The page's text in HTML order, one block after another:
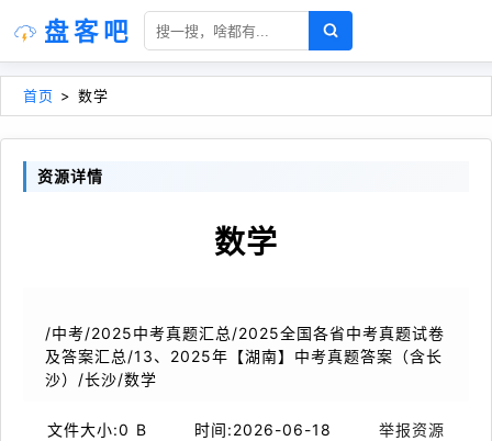
盘客吧
首页 > 数学
资源详情
数学
/中考/2025中考真题汇总/2025全国各省中考真题试卷
及答案汇总/13、2025年【湖南】中考真题答案（含长
沙）/长沙/数学
文件大小:0 B 时间:2026-06-18 举报资源